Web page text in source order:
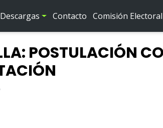
Descargas Contacto Comisión
POSTULACIÓN